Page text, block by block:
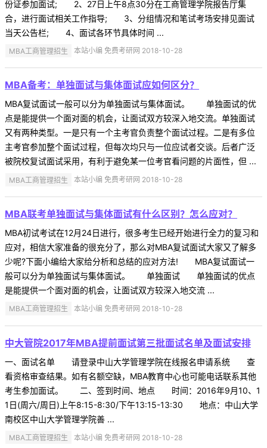
份证参加面试; 2、27日上午8点30分在工商管理学院报告厅集
合，进行面试相关工作指导; 3、分组情况和笔试考场安排见面试
当天公告栏; 4、面试各环节具体时间 ...
MBA工商管理招生 本站小编 免费考研网 2018-10-28
MBA备考：单独面试与集体面试应如何区分？
MBA复试面试一般可以分为单独面试与集体面试。 单独面试的优
点是能提供一个面对面的机会，让面试双方较深入地交流。单独面试
又有两种类型。一是只有一个主考官负责整个面试过程。二是有多位
主考官参加整个面试过程，但每次均只与一位应试者交谈。后者广泛
被院校复试面试采用，有利于避免某一位考官看问题的片面性，但 ...
MBA工商管理招生 本站小编 免费考研网 2018-10-28
MBA联考单独面试与集体面试有什么区别？怎么应对？
MBA初试考试在12月24日进行，很多考生已经开始进行全力的复习和
应对，相信大家准备的很充分了，那么对MBA复试面试大家又了解多
少呢?下面小编给大家给分析和总结的应对方法! MBA复试面试一
般可以分为单独面试与集体面试。 单独面试 单独面试的优点
是能提供一个面对面的机会，让面试双方较深入地交流 ...
MBA工商管理招生 本站小编 免费考研网 2018-10-28
中大管院2017年MBA提前面试第三批面试名单及面试安排
一、面试名单 请登录中山大学管理学院在线报名申请系统 查
看资格审查结果。如有名额空缺，MBA教育中心也可能电话联系其他
考生参加面试。 二、签到时间、地点 时间：2016年9月10、1
1日(周六/周日)上午8:15-8:30/下午13:15-13:30 地点：中山大学
南校区中山大学管理学院善 ...
MBA工商管理招生 本站小编 免费考研网 2018-10-28